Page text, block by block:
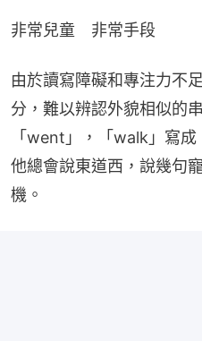
非常兒童　非常手段
由於讀寫障礙和專注力不
分，難以辨認外貌相似的
「went」，「walk」寫
他總會說東道西，說幾句
機。